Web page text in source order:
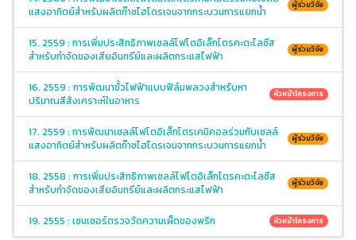
แสงอาทิตย์สำหรับผลิตก๊าซไฮโดรเจนจากกระบวนการแยกน้ำ
ผู้ร่วมวิจัย
15. 2559 : การเพิ่มประสิทธิภาพเซลล์โฟโตอิเล็กโตรคะตะไลซีส
สำหรับกำจัดของเสียอินทรีย์และผลิตกระแสไฟฟ้า
ผู้ร่วมวิจัย
16. 2559 : การพัฒนาขั้วไฟฟ้าแบบฟิล์มพลวงสำหรับหา
ปริมาณสีสังเคราะห์ในอาหาร
หัวหน้าโครงการ
17. 2559 : การพัฒนาเซลล์โฟโตอิเล็กโตรเคมิคอลร่วมกับเซลล์
แสงอาทิตย์สำหรับผลิตก๊าซไฮโดรเจนจากกระบวนการแยกน้ำ
ผู้ร่วมวิจัย
18. 2558 : การเพิ่มประสิทธิภาพเซลล์โฟโตอิเล็กโตรคะตะไลซีส
สำหรับกำจัดของเสียอินทรีย์และผลิตกระแสไฟฟ้า
ผู้ร่วมวิจัย
19. 2555 : เซนเซอร์ตรวจวัดความเผ็ดของพริก หัวหน้าโครงการ